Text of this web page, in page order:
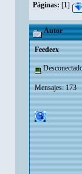
Páginas: [1]
Autor
Feedeex
Mensajes: 173